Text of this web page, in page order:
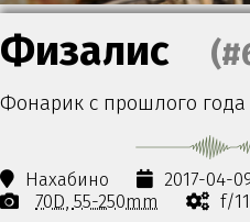
Физалис
Фонарик с прошлого года
Нахабино 2017-04-
70D 55-250mm
f/